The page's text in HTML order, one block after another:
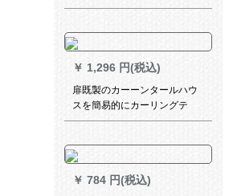
クビル寝室フルコースコース
1メトルの材料価格（打孔/ホ
ーク无料加工）は何メトルの
撮影が必要ですか？
￥ 1,296 円(税込)
扉既製のカーーンタールハウ
スを簡易的にカーリングテ
ジ、寝室のサンバイザをセッ
いカーターテーピング【青】
2.4枚x 1.8メトルトル（ダブル
オプロ）
￥ 784 円(税込)